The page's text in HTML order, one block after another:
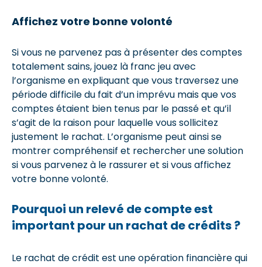
Affichez votre bonne volonté
Si vous ne parvenez pas à présenter des comptes
totalement sains, jouez là franc jeu avec
l’organisme en expliquant que vous traversez une
période difficile du fait d’un imprévu mais que vos
comptes étaient bien tenus par le passé et qu’il
s’agit de la raison pour laquelle vous sollicitez
justement le rachat. L’organisme peut ainsi se
montrer compréhensif et rechercher une solution
si vous parvenez à le rassurer et si vous affichez
votre bonne volonté.
Pourquoi un relevé de compte est
important pour un rachat de crédits ?
Le rachat de crédit est une opération financière qui